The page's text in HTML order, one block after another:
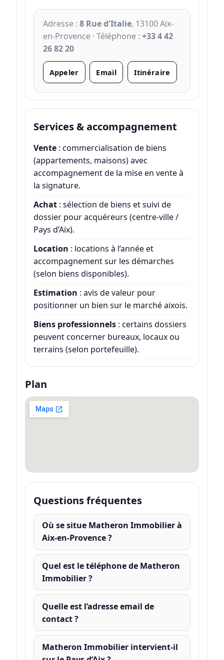
Adresse : 8 Rue d'Italie, 13100 Aix-
en-Provence · Téléphone : +33 4 42
26 82 20
Appeler Email Itinéraire
Services & accompagnement
Vente: commercialisation de biens
(appartements, maisons) avec
accompagnement de la mise en vente à
la signature.
Achat: sélection de biens et suivi de
dossier pour acquéreurs (centre-ville /
Pays d’Aix).
Location : locations à l’année et
accompagnement sur les démarches
(selon biens disponibles).
Estimation : avis de valeur pour
positionner un bien sur le marché aixois.
Biens professionnels: certains dossiers
peuvent concerner bureaux, locaux ou
terrains (selon portefeuille).
Plan
Questions fréquentes
Où se situe Matheron Immobilier à
Aix-en-Provence ?
Quel est le téléphone de Matheron
Immobilier ?
Quelle est l’adresse email de
contact ?
Matheron Immobilier intervient-il